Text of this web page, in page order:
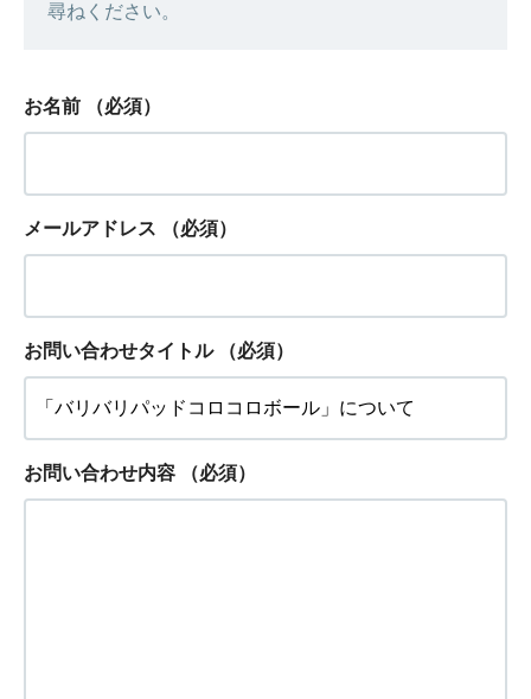
尋ねください。
お名前 （必須）
メールアドレス （必須）
お問い合わせタイトル （必須）
お問い合わせ内容 （必須）